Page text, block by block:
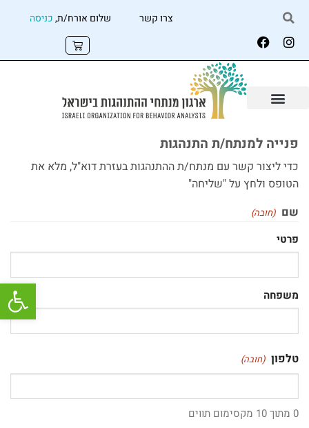
צרו קשר שלום אורח/ת,כניסה
פנייה למנתח/ת התנהגות
כדי ליצור קשר עם מנתח/ת ההתנהגות בעזרת דוא"ל, מלא את
הטופס ולחץ על "שליחה"
שם (חובה)
פרטי
משפחה
טלפון (חובה)
0 מתוך 10 מקסימום תווים